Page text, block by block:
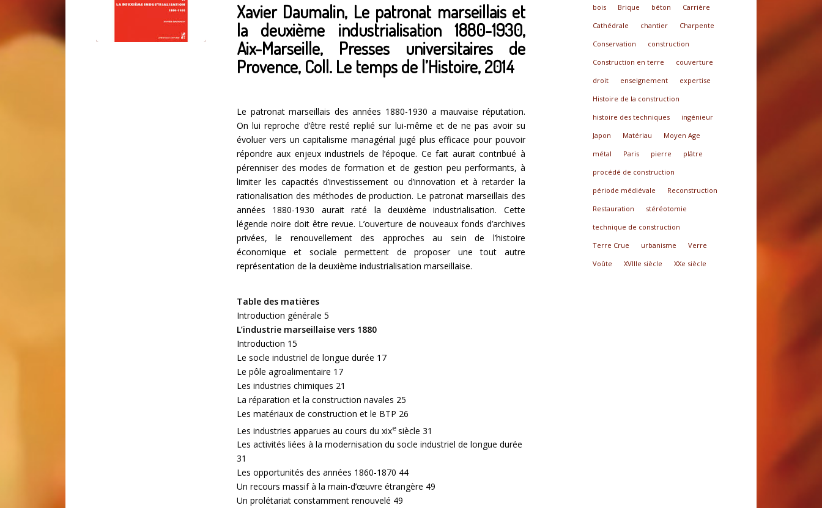
Xavier Daumalin, Le patronat marseillais et
la deuxième industrialisation 1880-1930,
Aix-Marseille, Presses universitaires de
Provence, Coll. Le temps de l’Histoire, 2014
Le patronat marseillais des années 1880-1930 a mauvaise réputation.
On lui reproche d’être resté replié sur lui-même et de ne pas avoir su
évoluer vers un capitalisme managérial jugé plus efficace pour pouvoir
répondre aux enjeux industriels de l’époque. Ce fait aurait contribué à
pérenniser des modes de formation et de gestion peu performants, à
limiter les capacités d’investissement ou d’innovation et à retarder la
rationalisation des méthodes de production. Le patronat marseillais des
années 1880-1930 aurait raté la deuxième industrialisation. Cette
légende noire doit être revue. L’ouverture de nouveaux fonds d’archives
privées, le renouvellement des approches au sein de l’histoire
économique et sociale permettent de proposer une tout autre
représentation de la deuxième industrialisation marseillaise.
Table des matières
Introduction générale 5
L’industrie marseillaise vers 1880
Introduction 15
Le socle industriel de longue durée 17
Le pôle agroalimentaire 17
Les industries chimiques 21
La réparation et la construction navales 25
Les matériaux de construction et le BTP 26
Les industries apparues au cours du xixe siècle 31
Les activités liées à la modernisation du socle industriel de longue durée
31
Les opportunités des années 1860-1870 44
Un recours massif à la main-d’œuvre étrangère 49
Un prolétariat constamment renouvelé 49
bois
Brique béton
Carrière
Cathédrale
chantier
Charpente
Conservation
construction
Construction en terre
couverture
droit
enseignement
expertise
Histoire de la construction
histoire des techniques
ingénieur
Japon
Matériau
Moyen Age
métal
Paris pierre
plâtre
procédé de construction
période médiévale
Reconstruction
Restauration
stéréotomie
technique de construction
Terre Crue
urbanisme
Verre
Voûte
XVIIIe siècle XXe siècle